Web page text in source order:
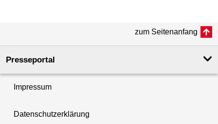
zum Seitenanfang
Presseportal
Impressum
Datenschutzerklärung